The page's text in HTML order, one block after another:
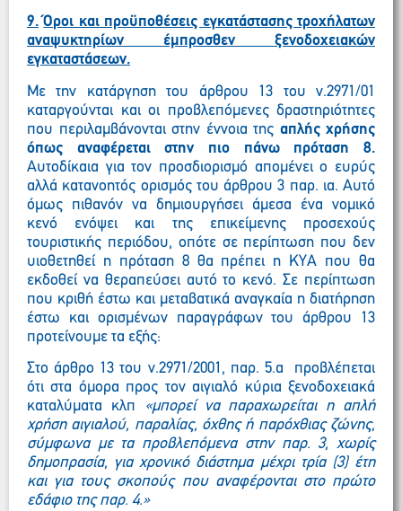
9. Όροι και προϋποθέσεις εγκατάστασης τροχήλατων
αναψυκτηρίων έμπροσθεν ξενοδοχειακών
εγκαταστάσεων.
Με την κατάργηση του άρθρου 13 του ν.2971/01
καταργούνται και οι προβλεπόμενες δραστηριότητες
που περιλαμβάνονται στην έννοια της απλής χρήσης
όπως αναφέρεται στην πιο πάνω πρόταση 8.
Αυτοδίκαια για τον προσδιορισμό απομένει ο ευρύς
αλλά κατανοητός ορισμός του άρθρου 3 παρ. ια. Αυτό
όμως πιθανόν να δημιουργήσει άμεσα ένα νομικό
κενό ενόψει και της επικείμενης προσεχούς
τουριστικής περιόδου, οπότε σε περίπτωση που δεν
υιοθετηθεί η πρόταση 8 θα πρέπει η ΚΥΑ που θα
εκδοθεί να θεραπεύσει αυτό το κενό. Σε περίπτωση
που κριθή έστω και μεταβατικά αναγκαία η διατήρηση
έστω και ορισμένων παραγράφων του άρθρου 13
προτείνουμε τα εξής:
Στο άρθρο 13 του ν.2971/2001, παρ. 5.α προβλέπεται
ότι στα όμορα προς τον αιγιαλό κύρια ξενοδοχειακά
καταλύματα κλπ
«μπορεί να παραχωρείται η απλή
χρήση αιγιαλού, παραλίας, όχθης ή παρόχθιας ζώνης,
σύμφωνα με τα προβλεπόμενα στην παρ. 3, χωρίς
δημοπρασία, για χρονικό διάστημα μέχρι τρία (3) έτη
και για τους σκοπούς που αναφέρονται στο πρώτο
εδάφιο της παρ. 4.»